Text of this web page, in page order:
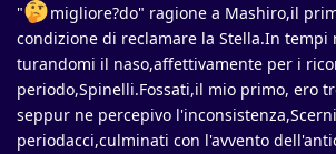
"
migliore?do" ragione a Mashiro,il
condizione di reclamare la Stella.In tempi
turandomi il naso,affettivamente per i
periodo,Spinelli.Fossati,il mio primo, ero
seppur ne percepivo
periodacci,culminati con l'avvento